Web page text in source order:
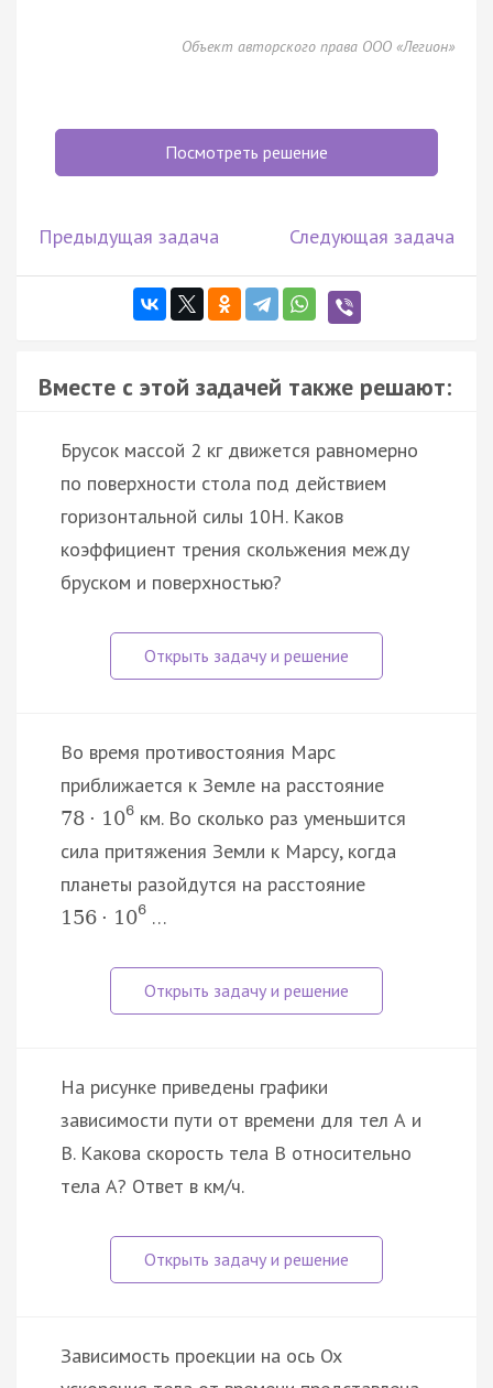
Объект авторского права ООО «Легион»
Посмотреть решение
Предыдущая задача Следующая задача
Вместе с этой задачей также решают:
Брусок массой 2 кг движется равномерно
по поверхности стола под действием
горизонтальной силы 10Н. Каков
коэффициент трения скольжения между
бруском и поверхностью?
Во время противостояния Марс
приближается к Земле на расстояние
78 · 106км. Во сколько раз уменьшится
сила притяжения Земли к Марсу, когда
планеты разойдутся на расстояние
156 · 106…
На рисунке приведены графики
зависимости пути от времени для тел А и
В. Какова скорость тела В относительно
тела А? Ответ в км/ч.
Зависимость проекции на ось Ox